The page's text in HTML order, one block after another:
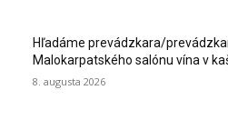
Hľadáme prevádzkara/
Malokarpatského salónu vína v
8. augusta 2026